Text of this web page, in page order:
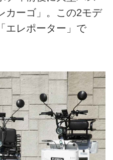
カーゴ」。この2モデ
エレポーター」で